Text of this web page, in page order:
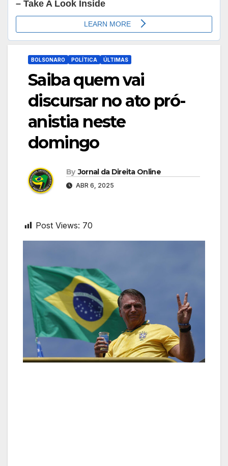
BOLSONARO POLÍTICA ÚLTIMAS
Saiba quem vai
discursar no ato pró-
anistia neste
domingo
By Jornal da Direita Online
ABR 6, 2025
Post Views: 70